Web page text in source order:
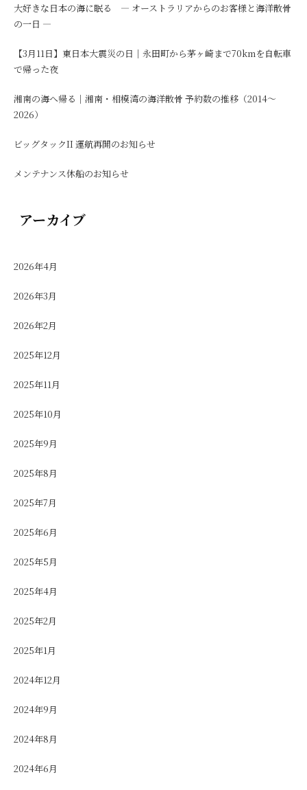
大好きな日本の海に眠る ― オーストラリアからのお客様と海洋散骨
の一日 ―
【3月11日】東日本大震災の日｜永田町から茅ヶ崎まで70kmを自転車
で帰った夜
湘南の海へ帰る｜湘南・相模湾の海洋散骨 予約数の推移（2014〜
2026）
ビッグタックII 運航再開のお知らせ
メンテナンス休船のお知らせ
アーカイブ
2026年4月
2026年3月
2026年2月
2025年12月
2025年11月
2025年10月
2025年9月
2025年8月
2025年7月
2025年6月
2025年5月
2025年4月
2025年2月
2025年1月
2024年12月
2024年9月
2024年8月
2024年6月